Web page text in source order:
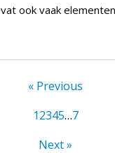
ook vaak
« Previous
12345…7
Next »